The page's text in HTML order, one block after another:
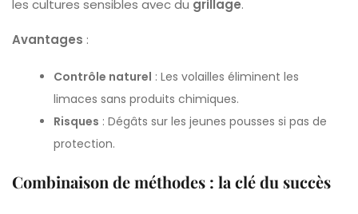
les cultures sensibles avec du grillage.
Avantages :
Contrôle naturel : Les volailles éliminent les
limaces sans produits chimiques.
Risques : Dégâts sur les jeunes pousses si pas de
protection.
Combinaison de méthodes : la clé du succès